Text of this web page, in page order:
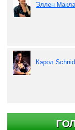
Эллен
Кэрол